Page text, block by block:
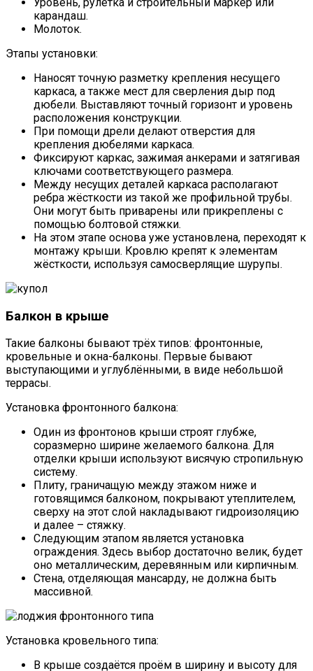
карандаш.
Молоток.
Этапы установки:
Наносят точную разметку крепления несущего
каркаса, а также мест для сверления дыр под
дюбели. Выставляют точный горизонт и уровень
расположения конструкции.
При помощи дрели делают отверстия для
крепления дюбелями каркаса.
Фиксируют каркас, зажимая анкерами и затягивая
ключами соответствующего размера.
Между несущих деталей каркаса располагают
ребра жёсткости из такой же профильной трубы.
Они могут быть приварены или прикреплены с
помощью болтовой стяжки.
На этом этапе основа уже установлена, переходят к
монтажу крыши. Кровлю крепят к элементам
жёсткости, используя самосверлящие шурупы.
Балкон в крыше
Такие балконы бывают трёх типов: фронтонные,
кровельные и окна-балконы. Первые бывают
выступающими и углублёнными, в виде небольшой
террасы.
Установка фронтонного балкона:
Один из фронтонов крыши строят глубже,
соразмерно ширине желаемого балкона. Для
отделки крыши используют висячую стропильную
систему.
Плиту, граничащую между этажом ниже и
готовящимся балконом, покрывают утеплителем,
сверху на этот слой накладывают гидроизоляцию
и далее – стяжку.
Следующим этапом является установка
ограждения. Здесь выбор достаточно велик, будет
оно металлическим, деревянным или кирпичным.
Стена, отделяющая мансарду, не должна быть
массивной.
Установка кровельного типа:
В крыше создаётся проём в ширину и высоту для